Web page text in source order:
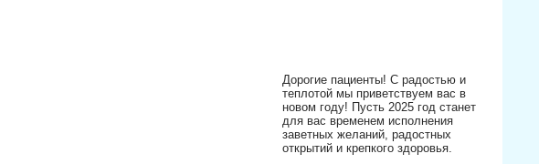
Дорогие пациенты! С радостью и
теплотой мы приветствуем вас в
новом году! Пусть 2025 год станет
для вас временем исполнения
заветных желаний, радостных
открытий и крепкого здоровья.